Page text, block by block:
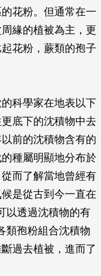
花粉。但通常在一
緣的植被為主，更
花粉，蕨類的孢子
科學家在地表以下
底下的沈積物中去
前的沈積物含有的
種屬明顯地分布於
而了解當地曾經有
是從古到今一直在
以透過沈積物的有
類孢粉組合沈積物
過去植被，進而了